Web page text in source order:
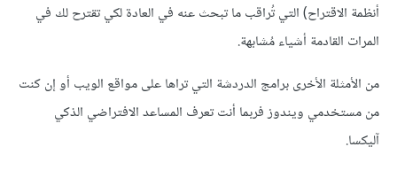
أنظمة الاقتراح) التي تُراقب ما تبحث عنه في العادة لكي تقترح لك في
المرات القادمة أشياء مُشابهة.
من الأمثلة الأخرى برامج الدردشة التي تراها على مواقع الويب أو إن كنت
من مستخدمي ويندوز فربما أنت تعرف المساعد الافتراضي الذكي
آليكسا.